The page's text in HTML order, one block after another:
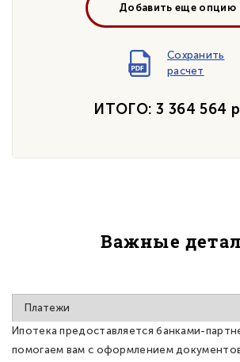
Добавить еще опцию
Сохранить
расчет
ИТОГО: 3 364 564
Важные
Платежи
Ипотека предоставляется банками-
помогаем вам с оформлением